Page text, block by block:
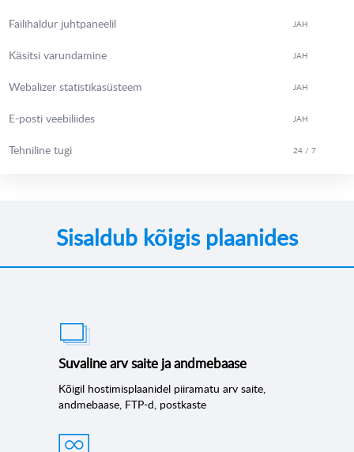
Failihaldur juhtpaneelil JAH
Käsitsi varundamine JAH
Webalizer statistikasüsteem JAH
E-posti veebiliides JAH
Tehniline tugi 24 / 7
Sisaldub kõigis plaanides
Suvaline arv saite ja andmebaase
Kõigil hostimisplaanidel piiramatu arv saite,
andmebaase, FTP-d, postkaste